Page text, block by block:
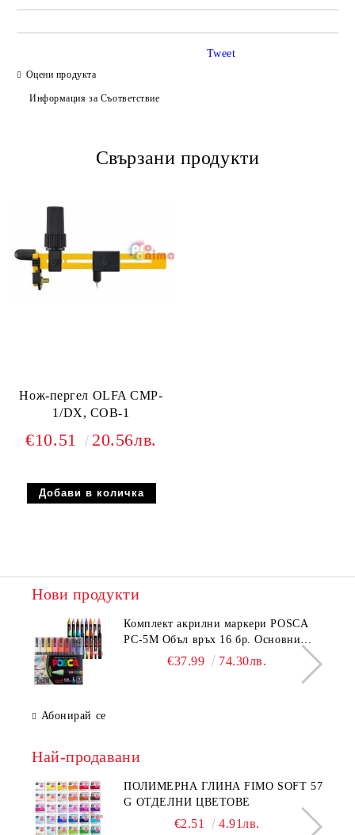
Оцени продукта
Информация за Съответствие
Tweet
Свързани продукти
Нож-пергел OLFA CMP-
1/DX, COB-1
€10.51 20.56лв.
Нови продукти
Комплeкт акрилни маркери POSCA
PC-5M Объл връх 16 бр. Основни
€37.99 74.30лв.
Абонирай се
Най-продавани
ПОЛИМЕРНА ГЛИНА FIMO SOFT 57
G ОТДЕЛНИ ЦВЕТОВЕ
€2.51 4.91лв.